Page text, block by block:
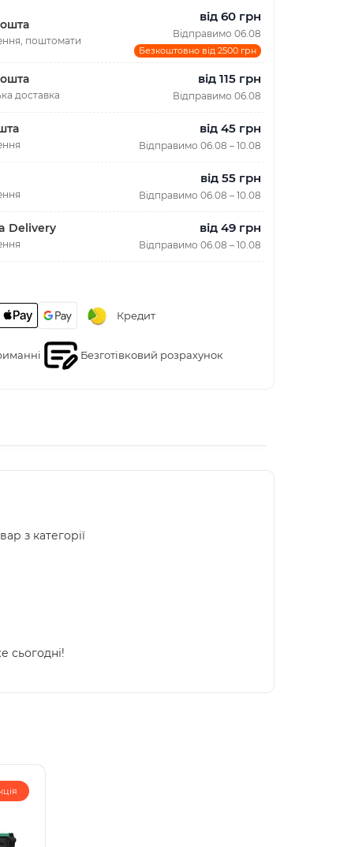
поштомати
від 60 грн
Відправимо 06.08
Безкоштовно від 2500 грн
доставка
від 115 грн
Відправимо 06.08
від 45 грн
Відправимо 06.08 – 10.08
від 55 грн
Відправимо 06.08 – 10.08
Delivery від 49 грн
Відправимо 06.08 – 10.08
Кредит
Безготівковий розрахунок
з категорії
сьогодні!